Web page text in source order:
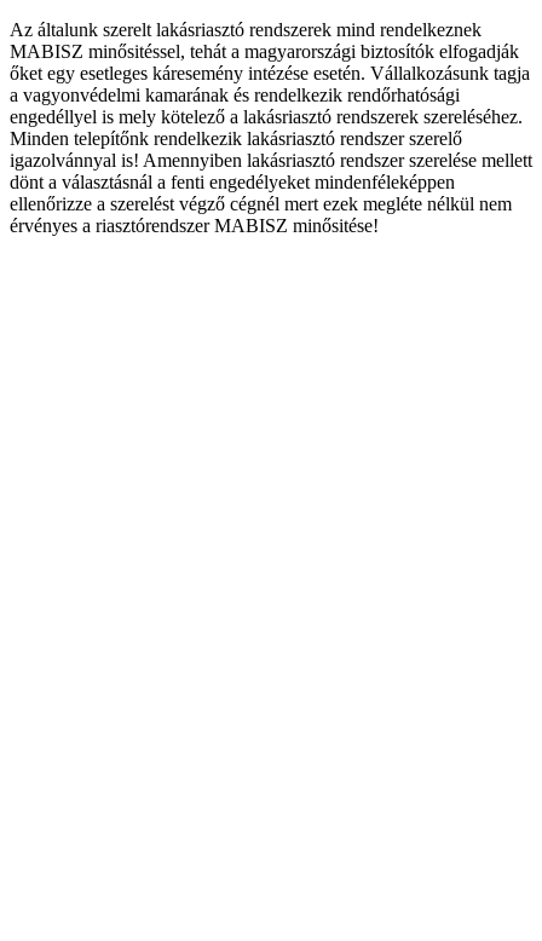
Az általunk szerelt lakásriasztó rendszerek mind rendelkeznek
MABISZ minősitéssel, tehát a magyarországi biztosítók elfogadják
őket egy esetleges káresemény intézése esetén. Vállalkozásunk tagja
a vagyonvédelmi kamarának és rendelkezik rendőrhatósági
engedéllyel is mely kötelező a lakásriasztó rendszerek szereléséhez.
Minden telepítőnk rendelkezik lakásriasztó rendszer szerelő
igazolvánnyal is! Amennyiben lakásriasztó rendszer szerelése mellett
dönt a választásnál a fenti engedélyeket mindenféleképpen
ellenőrizze a szerelést végző cégnél mert ezek megléte nélkül nem
érvényes a riasztórendszer MABISZ minősitése!